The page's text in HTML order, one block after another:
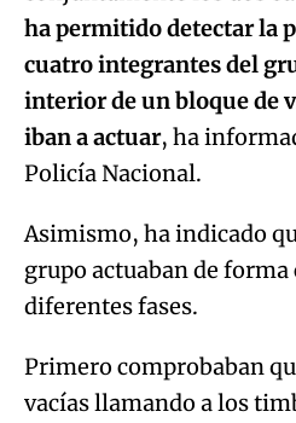
iban a actuar , ha
Policía Nacional.
Asimismo, ha indicado
grupo actuaban de
diferentes fases.
Primero comprobaban
vacías llamando a los
como objetivo aquellas
cerraduras más
miembros del grupo